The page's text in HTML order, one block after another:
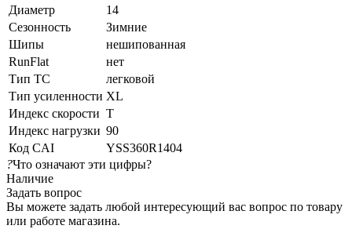
Диаметр
14
Сезонность
Зимние
Шипы
нешипованная
RunFlat
нет
Тип ТС
легковой
Тип усиленности XL
Индекс скорости T
Индекс нагрузки 90
Код CAI
YSS360R1404
?Что означают эти цифры?
Наличие
Задать вопрос
Вы можете задать любой интересующий вас вопрос по товару
или работе магазина.